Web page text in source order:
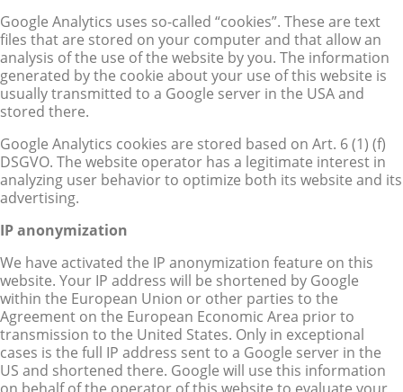
Google Analytics uses so-called “cookies”. These are text
files that are stored on your computer and that allow an
analysis of the use of the website by you. The information
generated by the cookie about your use of this website is
usually transmitted to a Google server in the USA and
stored there.
Google Analytics cookies are stored based on Art. 6 (1) (f)
DSGVO. The website operator has a legitimate interest in
analyzing user behavior to optimize both its website and its
advertising.
IP anonymization
We have activated the IP anonymization feature on this
website. Your IP address will be shortened by Google
within the European Union or other parties to the
Agreement on the European Economic Area prior to
transmission to the United States. Only in exceptional
cases is the full IP address sent to a Google server in the
US and shortened there. Google will use this information